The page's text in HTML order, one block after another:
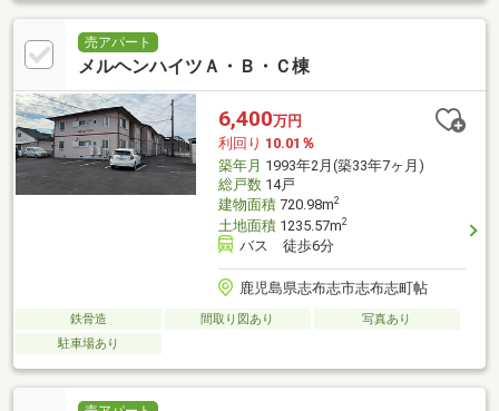
売アパート
メルヘンハイツＡ・Ｂ・Ｃ棟
6,400万円
利回り 10.01％
築年月 1993年2月(築33年7ヶ月)
総戸数14戸
建物面積720.98m2
土地面積1235.57m2
バス 徒歩6分
鹿児島県志布志市志布志町帖
鉄骨造 間取り図あり
写真あり
駐車場あり